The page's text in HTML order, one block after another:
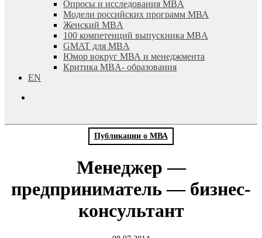
Опросы и исследования MBA
Модели российских программ МВА
Женский MBA
100 компетенций выпускника MBA
GMAT для MBA
Юмор вокруг МВА и менеджмента
Критика MBA- образования
EN
Публикации о МВА
Менеджер —
предприниматель — бизнес-
консультант